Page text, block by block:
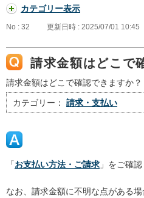
カテゴリー表示
No : 32 更新日時 : 2025/07/01 10:45
請求金額はどこで
請求金額はどこで確認できますか？
カテゴリー： 請求・支払い
「お支払い方法・ご請求 」をご確認
なお、請求金額に不明な点がある